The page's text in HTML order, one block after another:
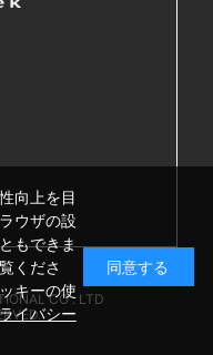
CO . LTD
向上を目
ウザの設
もできま
くださ
キーの使
イバシー
同意する